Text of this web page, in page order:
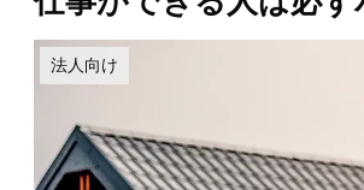
法人向け